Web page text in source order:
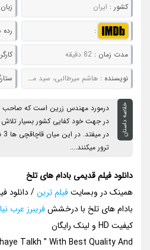
کشور : ایران
:
مدت زمان :82 دقیقه
نويسنده :هاشم میرطالبی، سید محسن وزیری و عبدالرضا منجزی
خلاصه داستان
درمورد مهندس زرین است که صاحب
در جهت خود کفایی کشور بسیار تلاش
ترور میکنند....
دانلود فیلم قدیمی بادام های تلخ
همینک در وبسایتفیلم ترین/ دانلود
بادام های تلخ با درخششفریبرز عرب نیا
کیفیت HD و لینک رایگان
Talkh ” With Best Quality And